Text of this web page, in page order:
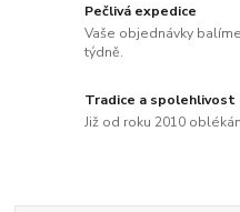
Pečlivá expedice
Vaše objednávky
týdně.
Tradice a spolehlivost
Již od roku 2010